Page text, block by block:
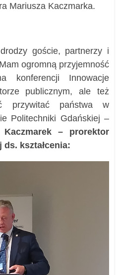
Mariusza Kaczmarka.
goście, partnerzy i
ogromną przyjemność
konferencji Innowacje
publicznym, ale też
przywitać państwa w
Politechniki Gdańskiej –
– prorektor
kształcenia: